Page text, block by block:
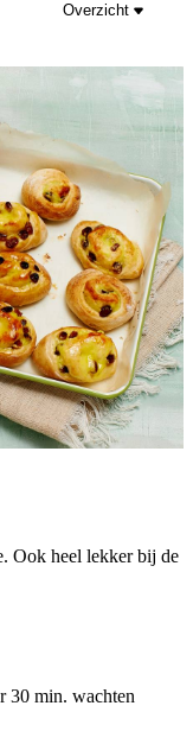
Overzicht
Ook heel lekker bij de
30 min. wachten